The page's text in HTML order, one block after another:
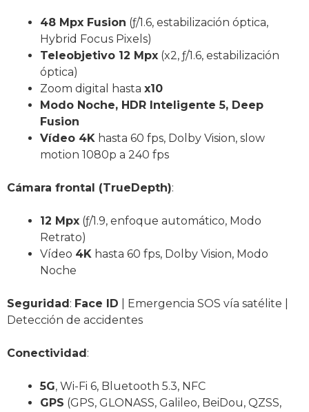
48 Mpx Fusion (ƒ/1.6, estabilización óptica,
Hybrid Focus Pixels)
Teleobjetivo 12 Mpx (x2, ƒ/1.6, estabilización
óptica)
Zoom digital hasta x10
Modo Noche, HDR Inteligente 5, Deep
Fusion
Vídeo 4K hasta 60 fps, Dolby Vision, slow
motion 1080p a 240 fps
Cámara frontal (TrueDepth):
12 Mpx (ƒ/1.9, enfoque automático, Modo
Retrato)
Vídeo 4K hasta 60 fps, Dolby Vision, Modo
Noche
Seguridad: Face ID | Emergencia SOS vía satélite |
Detección de accidentes
Conectividad:
5G, Wi-Fi 6, Bluetooth 5.3, NFC
GPS (GPS, GLONASS, Galileo, BeiDou, QZSS,